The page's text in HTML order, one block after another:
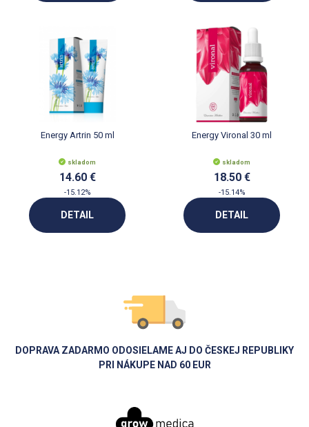
Energy Artrin 50 ml
skladom
14.60 €
-15.12%
DETAIL
Energy Vironal 30 ml
skladom
18.50 €
-15.14%
DETAIL
DOPRAVA ZADARMO ODOSIELAME AJ DO ČESKEJ REPUBLIKY
PRI NÁKUPE NAD 60 EUR